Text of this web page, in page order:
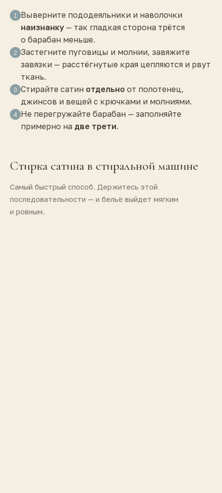
1
Выверните пододеяльники и наволочки
наизнанку — так гладкая сторона трётся
о барабан меньше.
2 Застегните пуговицы и молнии, завяжите
завязки — расстёгнутые края цепляются и рвут
ткань.
3 Стирайте сатин отдельно от полотенец,
джинсов и вещей с крючками и молниями.
4 Не перегружайте барабан — заполняйте
примерно на две трети.
Стирка сатина в стиральной машине
Самый быстрый способ. Держитесь этой
последовательности — и бельё выйдет мягким
и ровным.